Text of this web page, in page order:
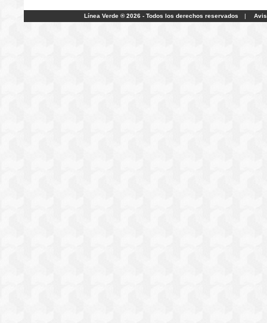
Línea Verde ® 2026 - Todos los derechos reservados |